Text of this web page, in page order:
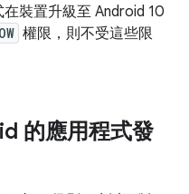
裝置升級至 Android 10
權限，則不受這些限
的應用程式發